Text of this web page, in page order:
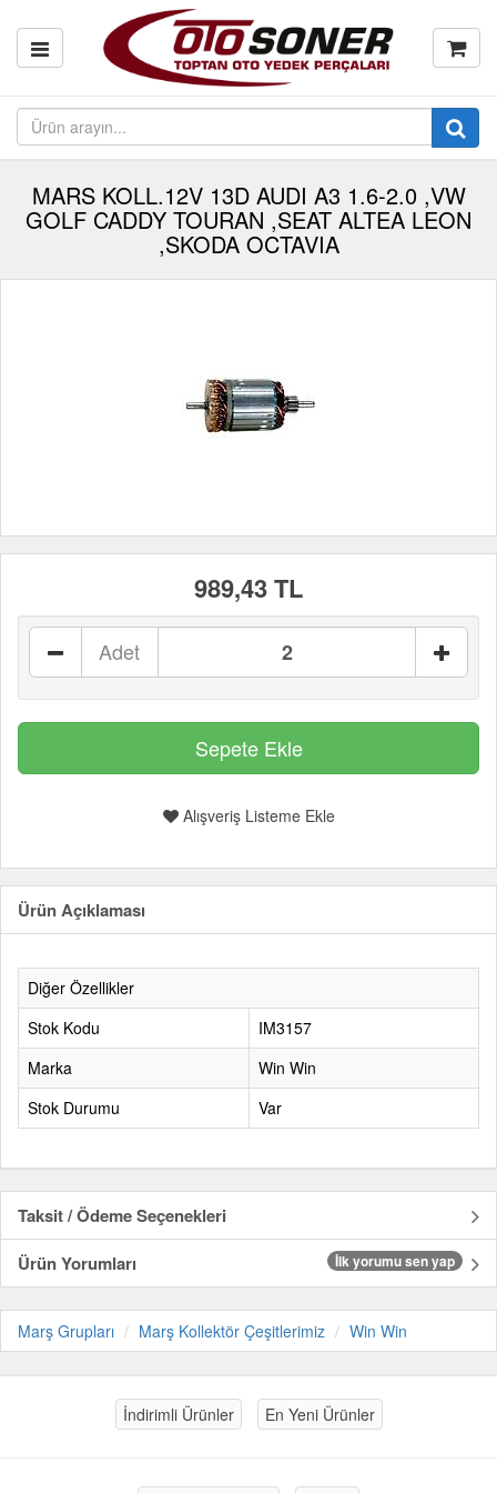
MARS KOLL.12V 13D AUDI A3 1.6-2.0 ,VW
GOLF CADDY TOURAN ,SEAT ALTEA LEON
,SKODA OCTAVIA
989,43 TL
Adet
Alışveriş Listeme Ekle
Ürün Açıklaması
Diğer Özellikler
Stok Kodu
IM3157
Marka
Win Win
Stok Durumu
Var
Taksit / Ödeme Seçenekleri
Ürün Yorumları
İlk yorumu sen yap
Marş Grupları Marş Kollektör Çeşitlerimiz Win Win
İndirimli Ürünler En Yeni Ürünler